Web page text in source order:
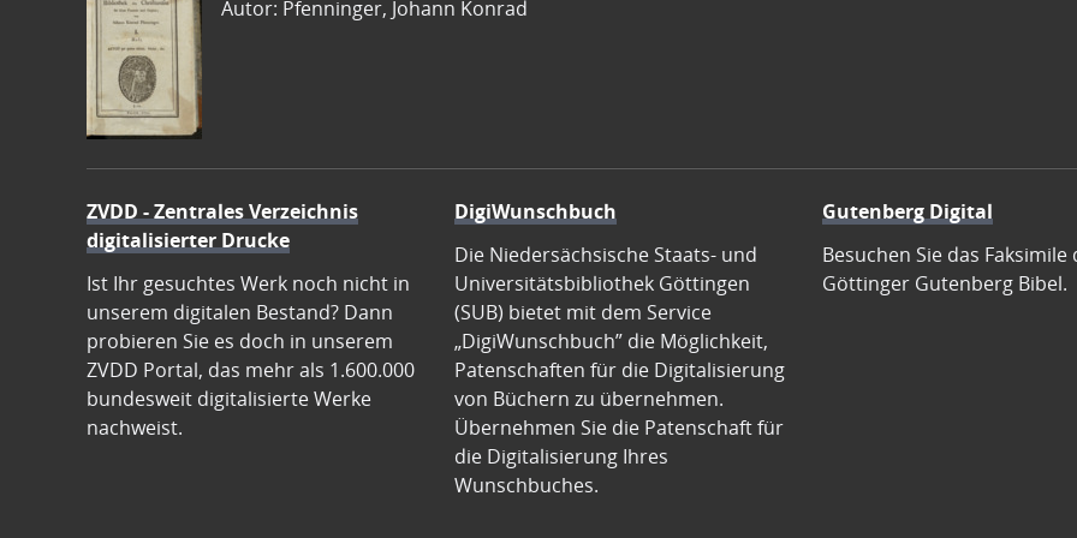
Autor: Pfenninger, Johann Konrad
ZVDD - Zentrales Verzeichnis
digitalisierter Drucke
Ist Ihr gesuchtes Werk noch nicht in
unserem digitalen Bestand? Dann
probieren Sie es doch in unserem
ZVDD Portal, das mehr als 1.600.000
bundesweit digitalisierte Werke
nachweist.
DigiWunschbuch
Die Niedersächsische Staats- und
Universitätsbibliothek Göttingen
(SUB) bietet mit dem Service
„DigiWunschbuch” die Möglichkeit,
Patenschaften für die Digitalisierung
von Büchern zu übernehmen.
Übernehmen Sie die Patenschaft für
die Digitalisierung Ihres
Wunschbuches.
Gutenberg Digital
Besuchen Sie das Faksimile
Göttinger Gutenberg Bibel.